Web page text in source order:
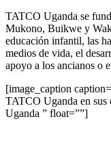
TATCO Uganda se
Mukono, Buikwe y
educación infantil, las
medios de vida, el
apoyo a los ancianos o
[image_caption
TATCO Uganda en
Uganda ” float=””]